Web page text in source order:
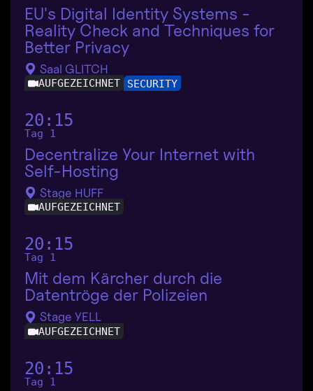
EU's Digital Identity Systems -
Reality Check and Techniques for
Better Privacy
Saal GLITCH
AUFGEZEICHNET SECURITY
20:15
Tag 1
Decentralize Your Internet with
Self-Hosting
Stage HUFF
AUFGEZEICHNET
20:15
Tag 1
Mit dem Kärcher durch die
Datentröge der Polizeien
Stage YELL
AUFGEZEICHNET
20:15
Tag 1